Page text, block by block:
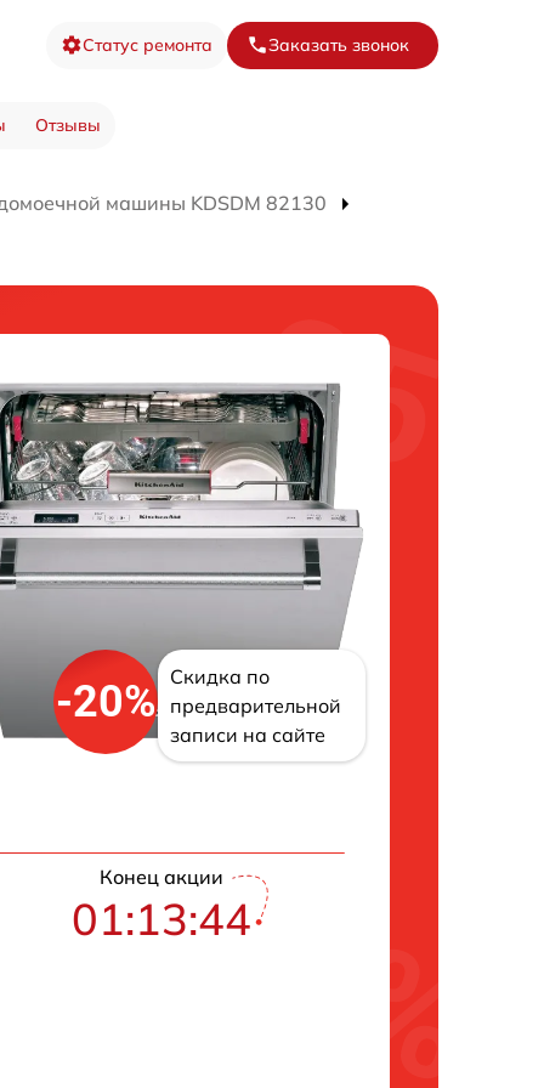
Статус ремонта Заказать звонок
Отзывы
машины KDSDM 82130
-20%
Скидка по
предварительной
записи на сайте
Конец акции
01:13:43